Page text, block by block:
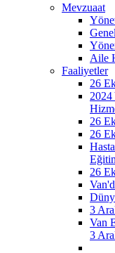
Mevzuaat
Aile
Faaliyetler
26
2024
26
26
26
3
Van
3